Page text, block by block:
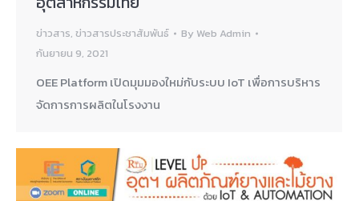
ข่าวสาร, ข่าวสารประชาสัมพันธ์ By Web Admin
กันยายน 9, 2021
OEE Platform เปิดมุมมองใหม่กับระบบ IoT เพื่อการบริหาร
จัดการการผลิตในโรงงาน